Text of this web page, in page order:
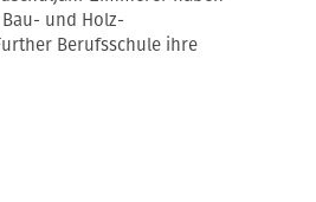
und Holz-
Berufsschule ihre